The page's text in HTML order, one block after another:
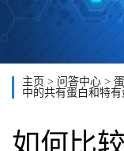
主页 > 问答中心 >
中的共有蛋白和特有
如何比